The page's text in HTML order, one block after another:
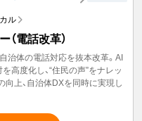
ル
電話改革）
治体の電話対応を抜本改革。AI
高度化し、“住民の声”をナレッ
向上、自治体DXを同時に実現し